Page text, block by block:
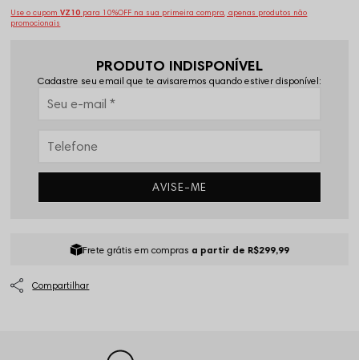
Use o cupomVZ10 para 10%OFF na sua primeira compra, apenas produtos não
promocionais
PRODUTO INDISPONÍVEL
Cadastre seu email que te avisaremos quando estiver disponível:
AVISE-ME
Frete grátis em compras a partir de R$299,99